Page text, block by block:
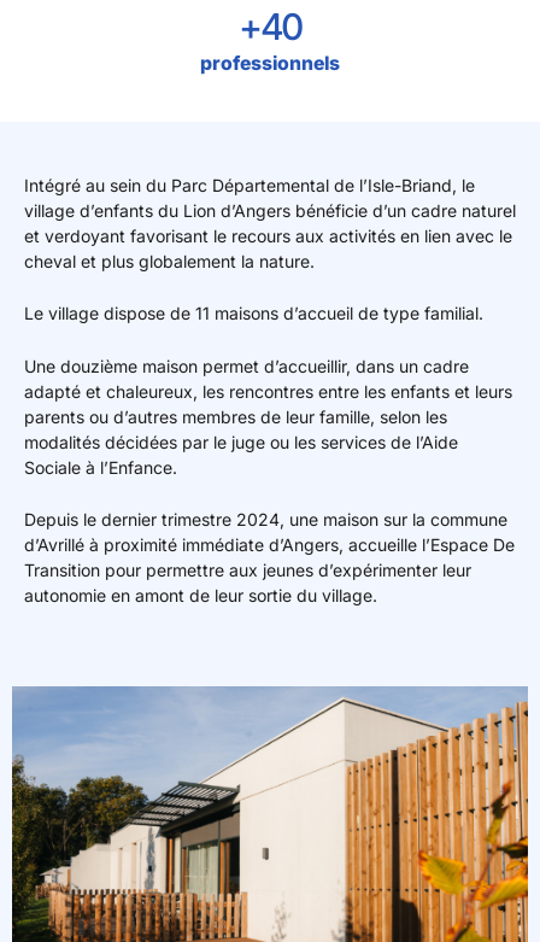
+40
professionnels
Intégré au sein du Parc Départemental de l’Isle-Briand, le
village d’enfants du Lion d’Angers bénéficie d’un cadre naturel
et verdoyant favorisant le recours aux activités en lien avec le
cheval et plus globalement la nature.
Le village dispose de 11 maisons d’accueil de type familial.
Une douzième maison permet d’accueillir, dans un cadre
adapté et chaleureux, les rencontres entre les enfants et leurs
parents ou d’autres membres de leur famille, selon les
modalités décidées par le juge ou les services de l’Aide
Sociale à l’Enfance.
Depuis le dernier trimestre 2024, une maison sur la commune
d’Avrillé à proximité immédiate d’Angers, accueille l’Espace De
Transition pour permettre aux jeunes d’expérimenter leur
autonomie en amont de leur sortie du village.